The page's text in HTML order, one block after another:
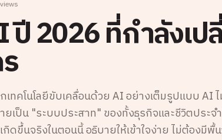
views
2026 ที่กำลังเป
คโนโลยีขับเคลื่อนด้วย AI อย่างเต็มรูปแบบ AI ไ
เป็น "ระบบประสาท" ของทั้งธุรกิจและชีวิตประจ
ดขึ้นจริงในตอนนี้ อธิบายให้เข้าใจง่าย ไม่ต้องมีพื้